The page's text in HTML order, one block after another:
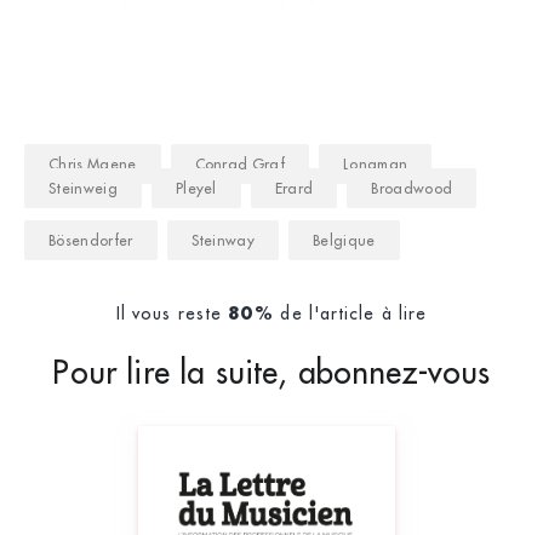
Chris Maene Conrad Graf
Longman
Steinweig
Pleyel Erard Broadwood
Bösendorfer Steinway Belgique
Il vous reste 80% de l'article à lire
Pour lire la suite, abonnez-vous